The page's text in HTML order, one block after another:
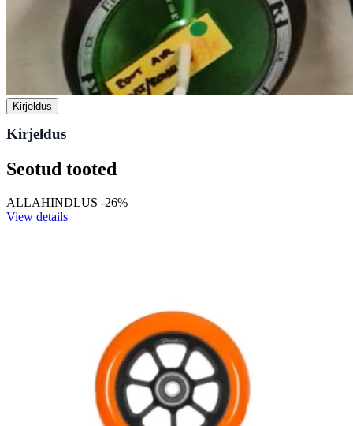
Kirjeldus
Kirjeldus
Seotud tooted
ALLAHINDLUS -26%
View details